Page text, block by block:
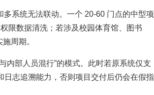
系统无法联动。一个 20-60 门点的中型项
限数据清洗；若涉及校园体育馆、图书
周期。
内部人员混行”的模式。此时若原系统仅支
志追溯能力，否则项目交付后仍会在假指